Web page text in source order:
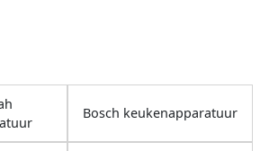
Bosch keukenapparatuur